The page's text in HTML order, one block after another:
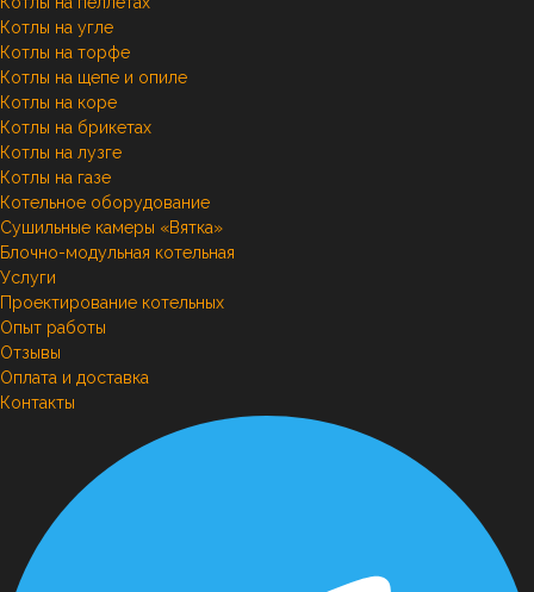
Котлы на угле
Котлы на торфе
Котлы на щепе и опиле
Котлы на коре
Котлы на брикетах
Котлы на лузге
Котлы на газе
Котельное оборудование
Сушильные камеры «Вятка»
Блочно-модульная котельная
Услуги
Проектирование котельных
Опыт работы
Отзывы
Оплата и доставка
Контакты